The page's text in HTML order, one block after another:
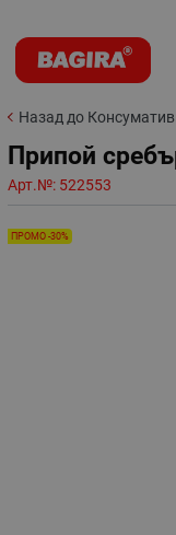
Назад до
Припой
Арт.№: 522553
ПРОМО -30%